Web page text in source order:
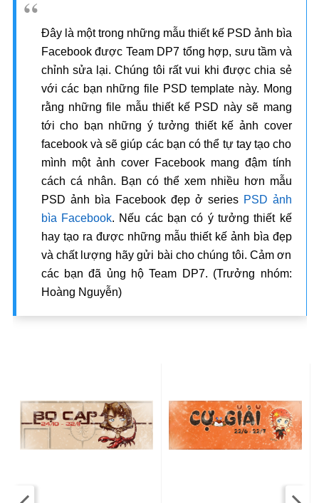
Đây là một trong những mẫu thiết kế PSD ảnh bìa
Facebook được Team DP7 tổng hợp, sưu tầm và
chỉnh sửa lại. Chúng tôi rất vui khi được chia sẻ
với các bạn những file PSD template này. Mong
rằng những file mẫu thiết kế PSD này sẽ mang
tới cho bạn những ý tưởng thiết kế ảnh cover
facebook và sẽ giúp các bạn có thể tự tay tạo cho
mình một ảnh cover Facebook mang đậm tính
cách cá nhân. Bạn có thể xem nhiều hơn mẫu
PSD ảnh bìa Facebook đẹp ở series PSD ảnh
bìa Facebook. Nếu các bạn có ý tưởng thiết kế
hay tạo ra được những mẫu thiết kế ảnh bìa đẹp
và chất lượng hãy gửi bài cho chúng tôi. Cảm ơn
các bạn đã ủng hộ Team DP7. (Trưởng nhóm:
Hoàng Nguyễn)